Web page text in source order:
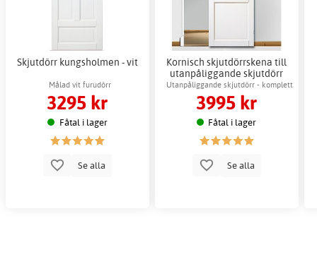
Skjutdörr kungsholmen - vit
Målad vit furudörr
3295 kr
Fåtal i lager
Se alla
Kornisch skjutdörrskena till
utanpåliggande skjutdörr
Utanpåliggande skjutdörr - komplett
sats
3995 kr
Fåtal i lager
Se alla